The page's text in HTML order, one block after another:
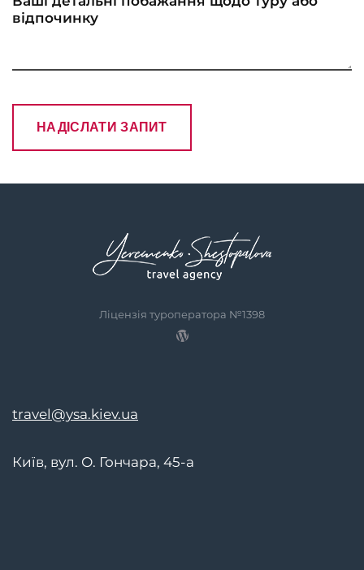
Ліцензія туроператора №1398
travel@ysa.kiev.ua
Київ, вул. О. Гончара, 45-а